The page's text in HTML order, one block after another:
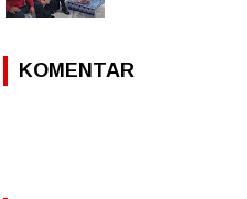
KOMENTAR